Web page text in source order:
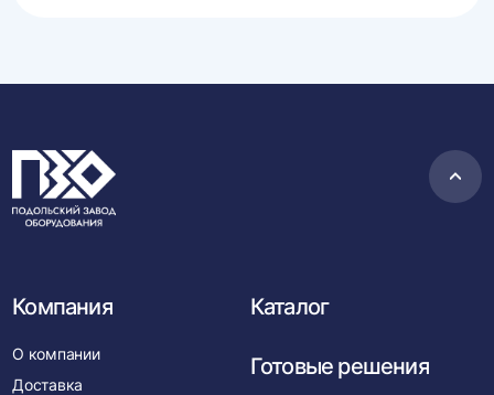
в
Компания
О компании
Доставка
Каталог
Готовые решения